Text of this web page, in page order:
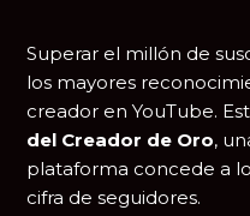
Superar el millón de
los mayores
creador en YouTube.
del Creador de Oro,
plataforma concede a
cifra de seguidores.